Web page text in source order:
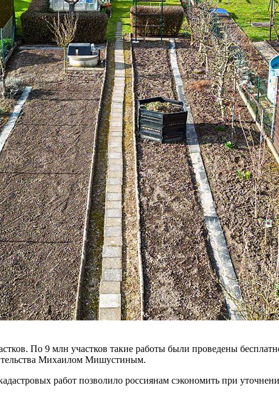
По 9 млн участков такие работы были проведены
Михаилом Мишустиным.
работ позволило россиянам сэкономить при